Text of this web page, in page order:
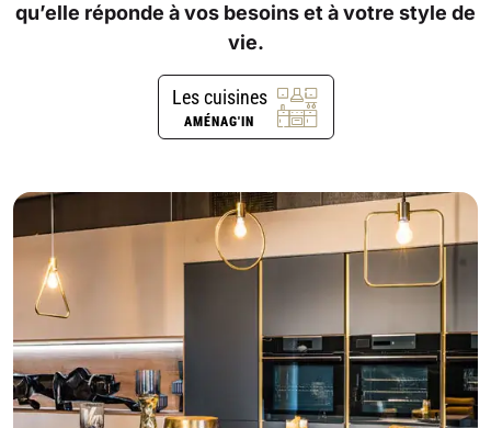
qu’elle réponde à vos besoins et à votre style de
vie.
Les cuisines
AMÉNAG'IN